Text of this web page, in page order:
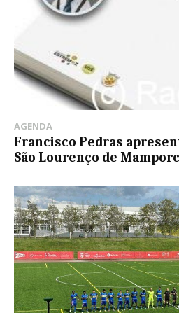
AGENDA
Francisco Pedras
São Lourenço de